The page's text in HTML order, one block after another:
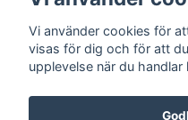
Vi använder cookies för
visas för dig och för att
upplevelse när du handlar